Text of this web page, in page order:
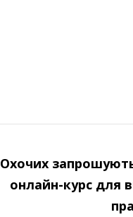
Охочих
онлайн-курс для